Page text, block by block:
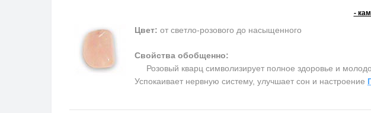
-
Цвет: от светло-розового до насыщенного
Свойства обобщенно:
Розовый кварц символизирует полное здоровье и
Успокаивает нервную систему, улучшает сон и настроение